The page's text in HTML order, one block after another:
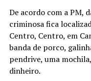
De acordo com a PM,
criminosa fica
Centro, Centro, em
banda de porco,
pendrive, uma
dinheiro.